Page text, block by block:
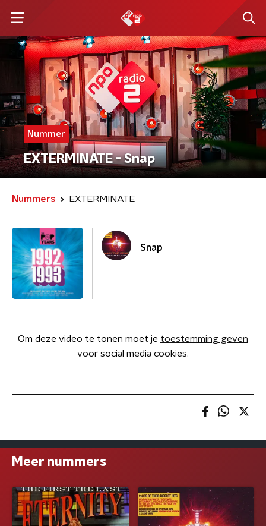
Nummer
EXTERMINATE - Snap
Nummers EXTERMINATE
Snap
Om deze video te tonen moet je toestemming geven
voor social media cookies.
Meer nummers